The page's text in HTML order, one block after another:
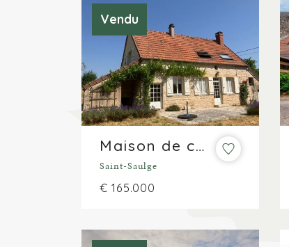
Vendu
Maison de campagne sur plus de 7.500m² avec vue
Saint-Saulge
€ 165.000